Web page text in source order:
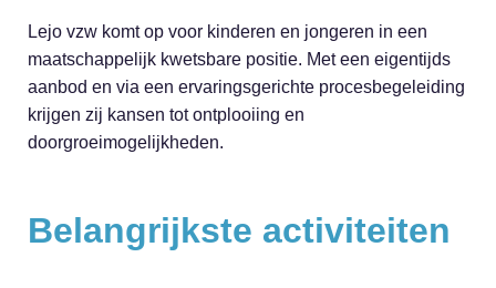
Lejo vzw komt op voor kinderen en jongeren in een
maatschappelijk kwetsbare positie. Met een eigentijds
aanbod en via een ervaringsgerichte procesbegeleiding
krijgen zij kansen tot ontplooiing en
doorgroeimogelijkheden.
Belangrijkste activiteiten